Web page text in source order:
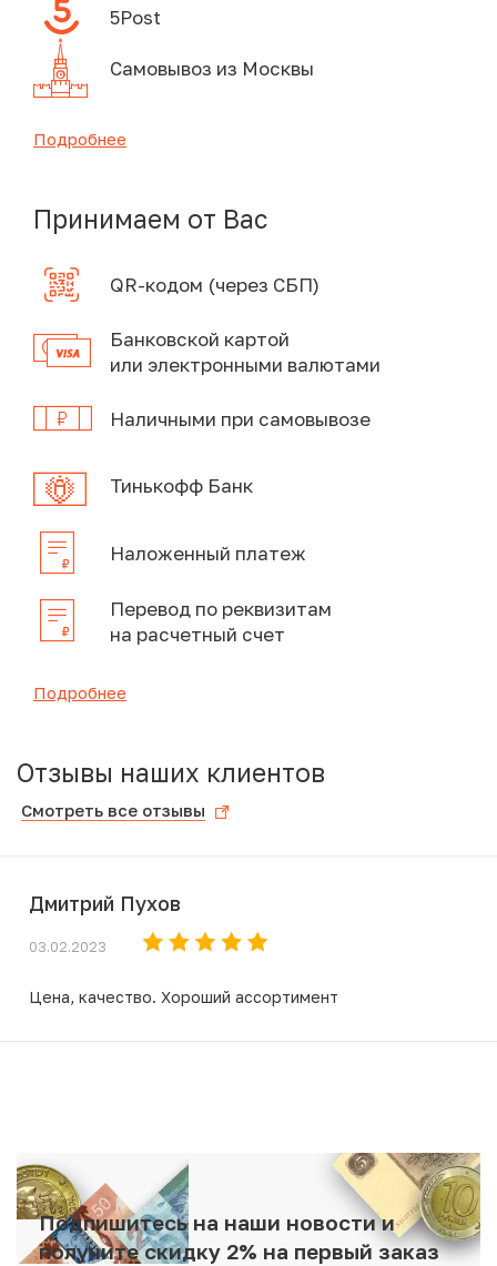
5Post
Самовывоз из Москвы
Подробнее
Принимаем от Вас
QR-кодом (через СБП)
Банковской картой
или электронными валютами
Наличными при самовывозе
Тинькофф Банк
Наложенный платеж
Перевод по реквизитам
на расчетный счет
Подробнее
Отзывы наших клиентов
Смотреть все отзывы
Дмитрий Пухов
03.02.2023
Цена, качество. Хороший ассортимент
Подпишитесь на наши новости и
получите скидку 2% на первый заказ